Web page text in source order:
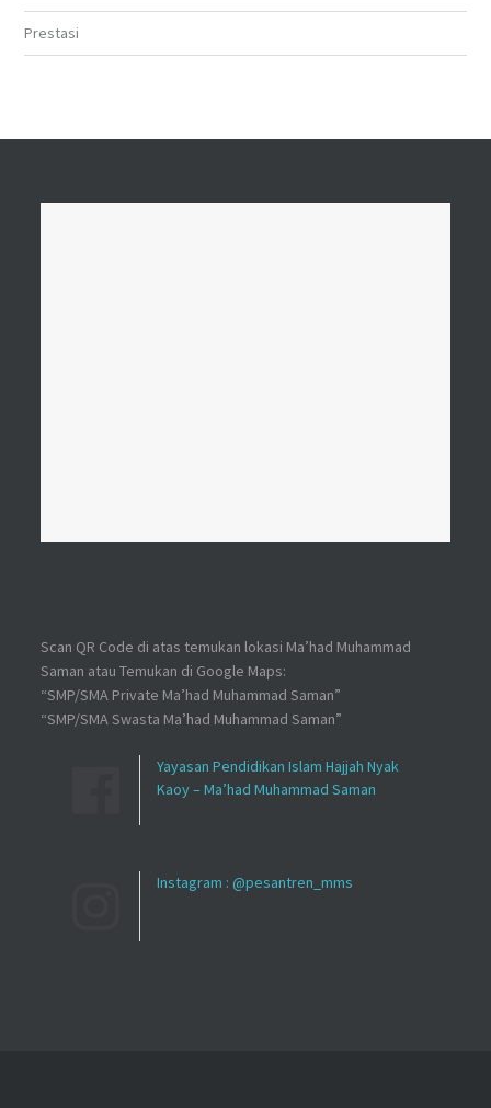
Prestasi
Scan QR Code di atas temukan lokasi Ma’had Muhammad
Saman atau Temukan di Google Maps:
“SMP/SMA Private Ma’had Muhammad Saman”
“SMP/SMA Swasta Ma’had Muhammad Saman”
Yayasan Pendidikan Islam Hajjah Nyak
Kaoy – Ma’had Muhammad Saman
Instagram : @pesantren_mms